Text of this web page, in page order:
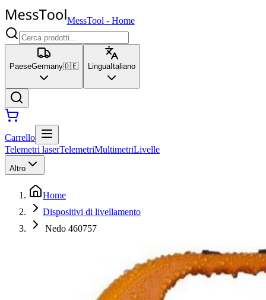
MessTool - Home
PaeseGermany🇩🇪 LinguaItaliano
Carrello
Telemetri laserTelemetriMultimetriLivelle
Altro
Home
Dispositivi di livellamento
Nedo 460757